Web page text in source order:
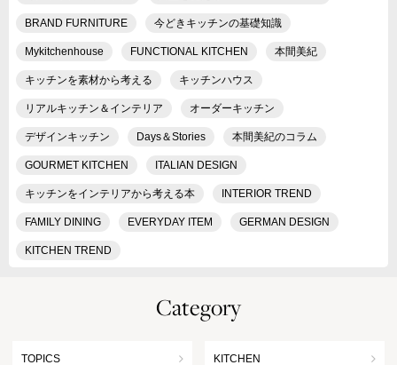
BRAND FURNITURE 今どきキッチンの基礎知識
Mykitchenhouse FUNCTIONAL KITCHEN 本間美紀
キッチンを素材から考える キッチンハウス
リアルキッチン＆インテリア オーダーキッチン
デザインキッチン Days＆Stories 本間美紀のコラム
GOURMET KITCHEN ITALIAN DESIGN
キッチンをインテリアから考える本 INTERIOR TREND
FAMILY DINING EVERYDAY ITEM GERMAN DESIGN
KITCHEN TREND
Category
TOPICS KITCHEN